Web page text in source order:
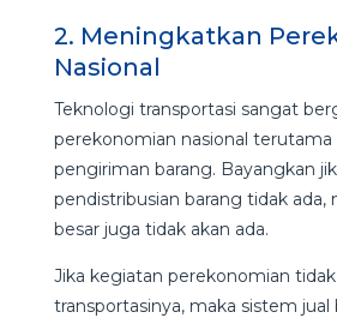
2. Meningkatkan
Nasional
Teknologi transportasi sangat
perekonomian nasional terutama
pengiriman barang. Bayangkan
pendistribusian barang tidak
besar juga tidak akan ada.
Jika kegiatan perekonomian
transportasinya, maka sistem jual